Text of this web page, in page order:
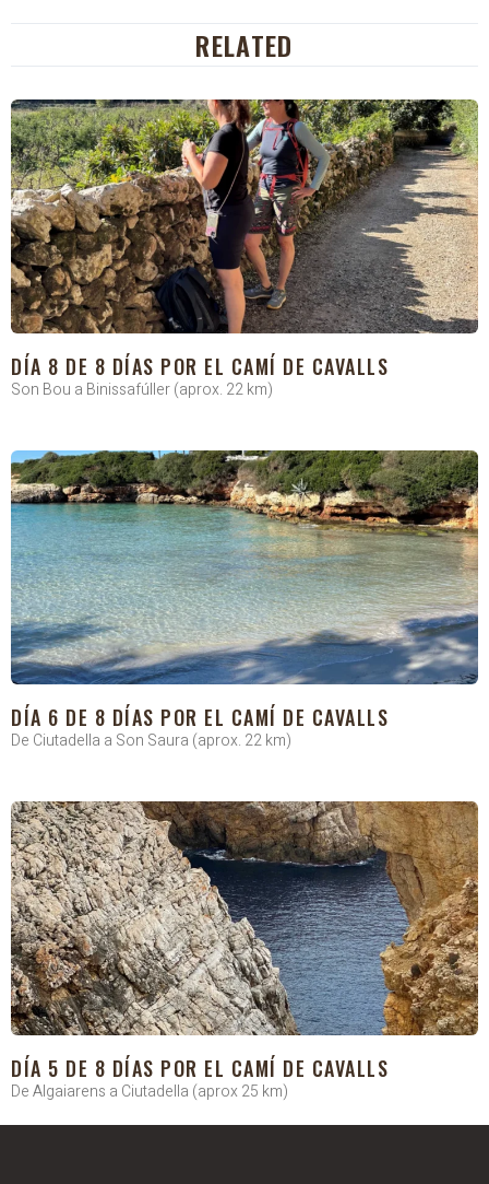
RELATED
DÍA 8 DE 8 DÍAS POR EL CAMÍ DE CAVALLS
Son Bou a Binissafúller (aprox. 22 km)
DÍA 6 DE 8 DÍAS POR EL CAMÍ DE CAVALLS
De Ciutadella a Son Saura (aprox. 22 km)
DÍA 5 DE 8 DÍAS POR EL CAMÍ DE CAVALLS
De Algaiarens a Ciutadella (aprox 25 km)